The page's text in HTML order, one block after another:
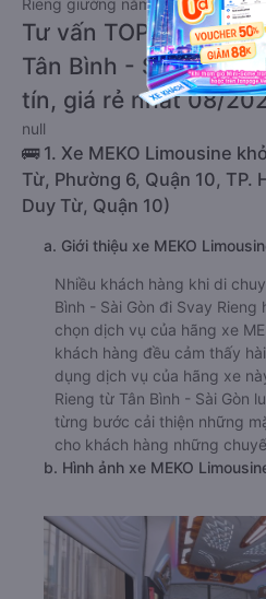
Rieng giường nằm này có thể sẽ
Tư vấn TOP 4 xe
Tân Bình - Sài Gòn
tín, giá rẻ nhất 08/
null
🚌 1. Xe MEKO Limousine
Từ, Phường 6, Quận 10, TP.
Duy Từ, Quận 10)
a. Giới thiệu xe MEKO
Nhiều khách hàng khi di
Bình - Sài Gòn đi Svay
chọn dịch vụ của hãng xe
khách hàng đều cảm thấy
dụng dịch vụ của hãng xe
Rieng từ Tân Bình - Sài Gòn
từng bước cải thiện những
cho khách hàng những
b. Hình ảnh xe MEKO